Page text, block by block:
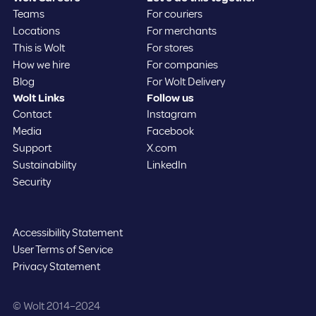
Teams
Locations
This is Wolt
How we hire
Blog
For couriers
For merchants
For stores
For companies
For Wolt Delivery
Wolt Links
Contact
Media
Support
Sustainability
Security
Follow us
Instagram
Facebook
X.com
LinkedIn
©️ Wolt 2014–2024
Accessibility Statement
User Terms of Service
Privacy Statement